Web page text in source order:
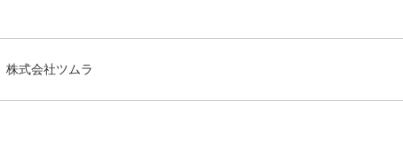
株式会社ツムラ